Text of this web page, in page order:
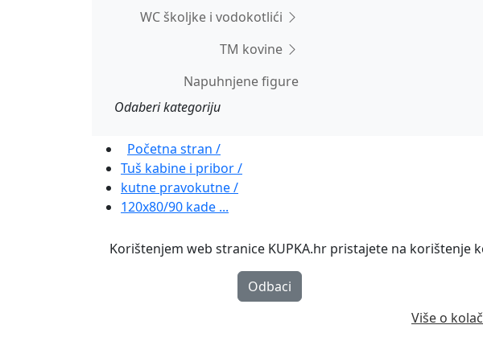
WC školjke i vodokotlići
TM kovine
Napuhnjene figure
Odaberi kategoriju
Početna stran /
Tuš kabine i pribor /
kutne pravokutne /
120x80/90 kade ...
Korištenjem web stranice KUPKA.hr pristajete na
Odbaci
Više o